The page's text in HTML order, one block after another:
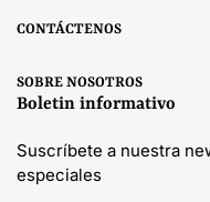
CONTÁCTENOS
SOBRE NOSOTROS
Boletin informativo
Suscríbete a nuestra
especiales